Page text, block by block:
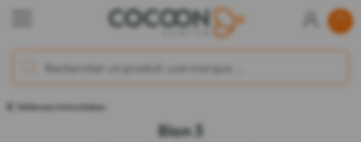
Défenses Immunitaires
Bion 3